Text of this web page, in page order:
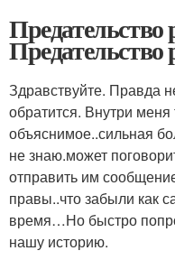
Предательство
Здравствуйте. Правда
обратится. Внутри
объяснимое..сильная
не знаю.может
отправить им
правы..что забыли как
время…Но быстро
нашу историю.